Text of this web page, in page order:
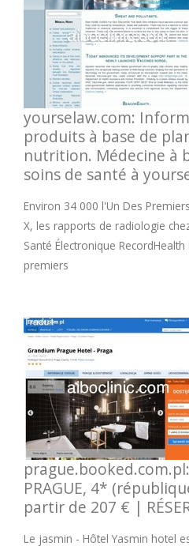
yourselaw.com:
produits à base de
nutrition. Médecine à
soins de santé à
Environ 34 000 l'Un Des
X, les rapports de radiologie
Santé Électronique
premiers
prague.booked.com.pl:
PRAGUE, 4*
partir de 207 € |
Le jasmin - Hôtel Yasmin hotel